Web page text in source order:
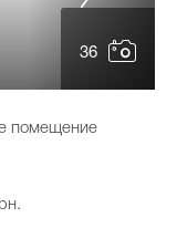
36
помещение